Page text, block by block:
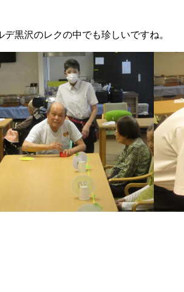
黒沢のレクの中でも珍しいですね。